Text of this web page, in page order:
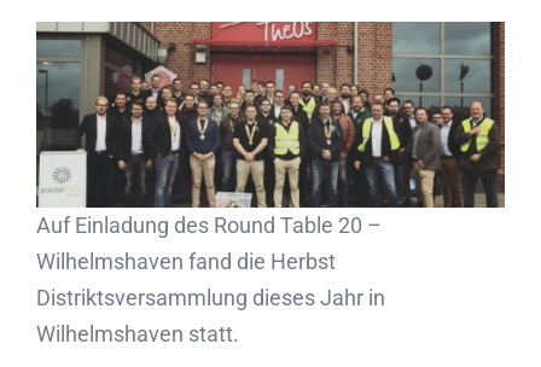
Auf Einladung des Round Table 20 –
Wilhelmshaven fand die Herbst
Distriktsversammlung dieses Jahr in
Wilhelmshaven statt.